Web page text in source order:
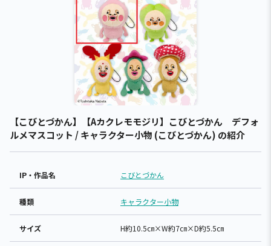
【こびとづかん】【Aカクレモモジリ】こびとづかん デフォ
ルメマスコット / キャラクター小物 (こびとづかん) の紹介
IP・作品名 こびとづかん
種類 キャラクター小物
サイズ H約10.5㎝×W約7㎝×D約5.5㎝